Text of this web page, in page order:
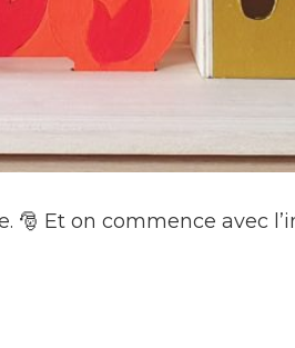
Et on commence avec